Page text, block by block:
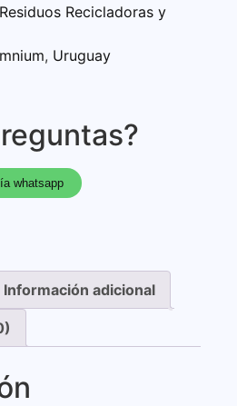
Residuos Recicladoras y
, Uruguay
whatsapp
Información adicional